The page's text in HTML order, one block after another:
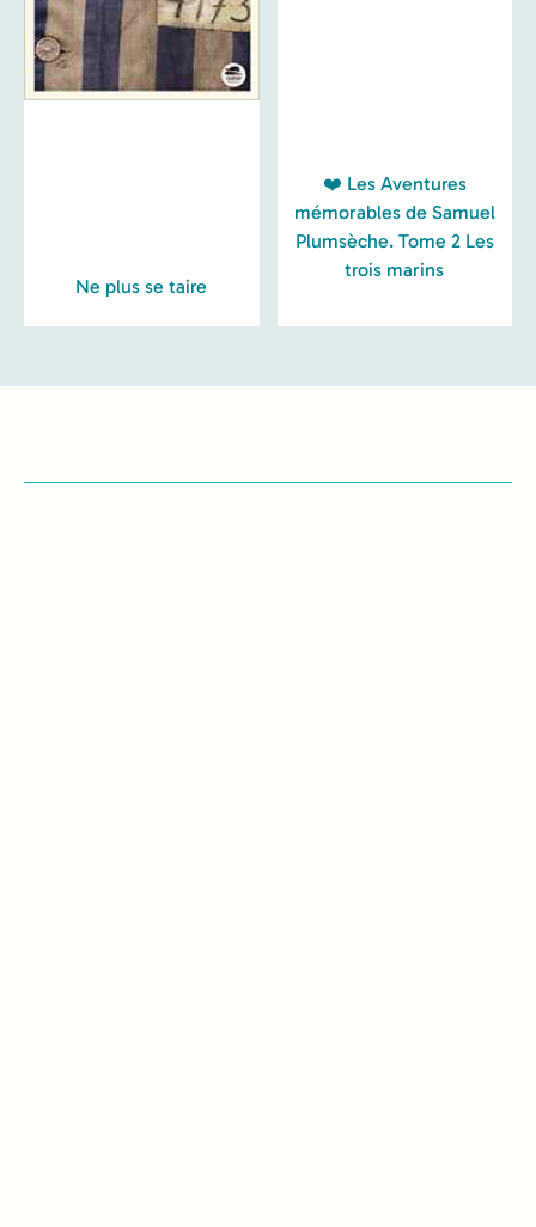
Ne plus se taire
❤️ Les Aventures
mémorables de Samuel
Plumsèche. Tome 2 Les
trois marins